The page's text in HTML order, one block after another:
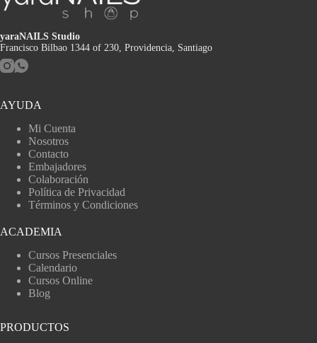
yaraNAILS Studio
Francisco Bilbao 1344 of 230, Providencia, Santiago
AYUDA
Mi Cuenta
Nosotros
Contacto
Embajadores
Colaboración
Política de Privacidad
Términos y Condiciones
ACADEMIA
Cursos Presenciales
Calendario
Cursos Online
Blog
PRODUCTOS